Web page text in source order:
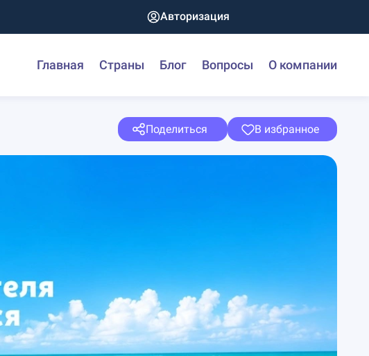
Авторизация
Главная Страны Блог Вопросы О компании
Поделиться В избранное